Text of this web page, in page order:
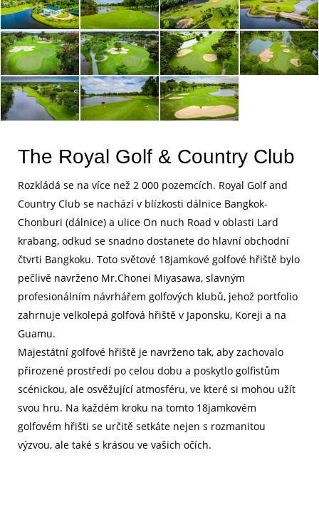
The Royal Golf & Country Club
Rozkládá se na více než 2 000 pozemcích. Royal Golf and
Country Club se nachází v blízkosti dálnice Bangkok-
Chonburi (dálnice) a ulice On nuch Road v oblasti Lard
krabang, odkud se snadno dostanete do hlavní obchodní
čtvrti Bangkoku. Toto světové 18jamkové golfové hřiště bylo
pečlivě navrženo Mr.Chonei Miyasawa, slavným
profesionálním návrhářem golfových klubů, jehož portfolio
zahrnuje velkolepá golfová hřiště v Japonsku, Koreji a na
Guamu.
Majestátní golfové hřiště je navrženo tak, aby zachovalo
přirozené prostředí po celou dobu a poskytlo golfistům
scénickou, ale osvěžující atmosféru, ve které si mohou užít
svou hru. Na každém kroku na tomto 18jamkovém
golfovém hřišti se určitě setkáte nejen s rozmanitou
výzvou, ale také s krásou ve vašich očích.